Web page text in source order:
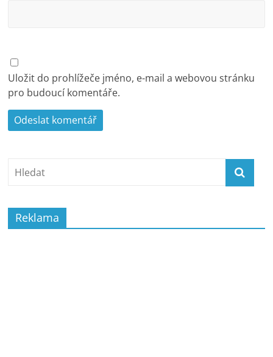
Uložit do prohlížeče jméno, e-mail a webovou stránku
pro budoucí komentáře.
Reklama